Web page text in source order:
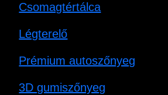
Csomagtértálca
Légterelő
Prémium autoszőnyeg
3D gumiszőnyeg